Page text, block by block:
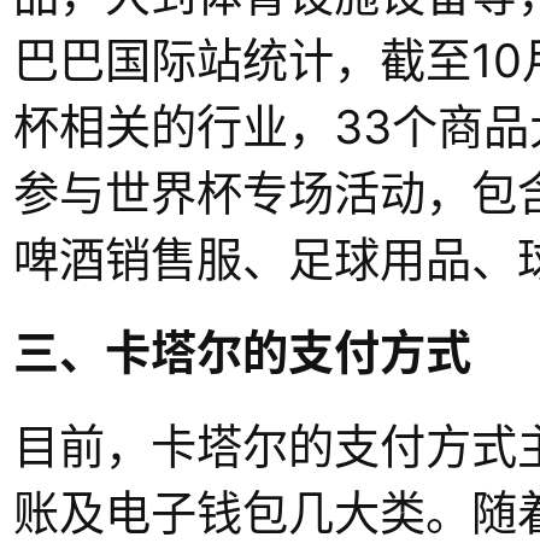
巴巴国际站统计，截至
杯相关的行业，33个商
参与世界杯专场活动，
啤酒销售服、足球用品、
三、卡塔尔的支付方式
目前，卡塔尔的支付方
账及电子钱包几大类。